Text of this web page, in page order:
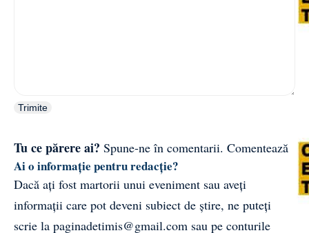
Trimite
Tu ce părere ai? Spune-ne în comentarii. Comentează
Ai o informație pentru redacție?
Dacă ați fost martorii unui eveniment sau aveți
informații care pot deveni subiect de știre, ne puteți
scrie la paginadetimis@gmail.com sau pe conturile